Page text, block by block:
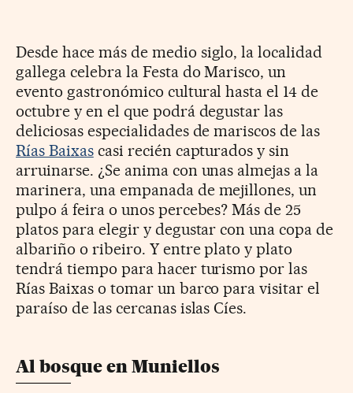
Desde hace más de medio siglo, la localidad
gallega celebra la Festa do Marisco, un
evento gastronómico cultural hasta el 14 de
octubre y en el que podrá degustar las
deliciosas especialidades de mariscos de las
Rías Baixascasi recién capturados y sin
arruinarse. ¿Se anima con unas almejas a la
marinera, una empanada de mejillones, un
pulpo á feira o unos percebes? Más de 25
platos para elegir y degustar con una copa de
albariño o ribeiro. Y entre plato y plato
tendrá tiempo para hacer turismo por las
Rías Baixas o tomar un barco para visitar el
paraíso de las cercanas islas Cíes.
Al bosque en Muniellos